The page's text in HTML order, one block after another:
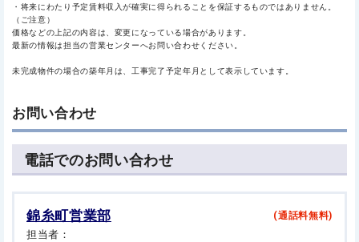
・将来にわたり予定賃料収入が確実に得られることを保証するものではありません。
（ご注意）
価格などの上記の内容は、変更になっている場合があります。
最新の情報は担当の営業センターへお問い合わせください。
未完成物件の場合の築年月は、工事完了予定年月として表示しています。
お問い合わせ
電話でのお問い合わせ
錦糸町営業部
担当者：
(通話料無料)